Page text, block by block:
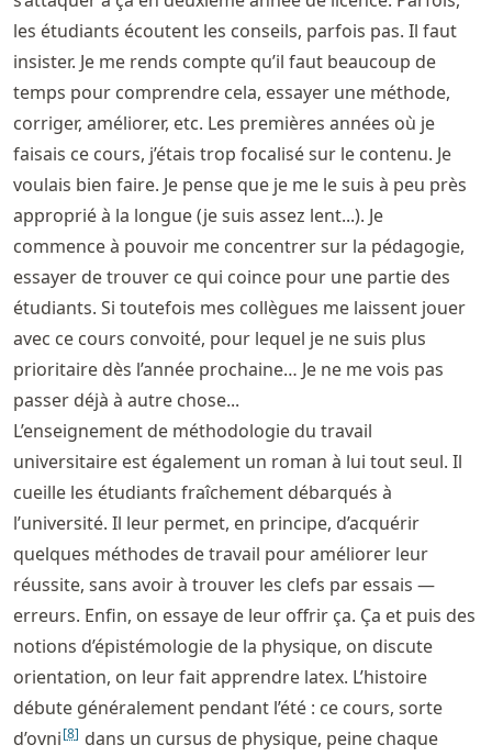
les étudiants écoutent les conseils, parfois pas. Il faut
insister. Je me rends compte qu’il faut beaucoup de
temps pour comprendre cela, essayer une méthode,
corriger, améliorer, etc. Les premières années où je
faisais ce cours, j’étais trop focalisé sur le contenu. Je
voulais bien faire. Je pense que je me le suis à peu près
approprié à la longue (je suis assez lent...). Je
commence à pouvoir me concentrer sur la pédagogie,
essayer de trouver ce qui coince pour une partie des
étudiants. Si toutefois mes collègues me laissent jouer
avec ce cours convoité, pour lequel je ne suis plus
prioritaire dès l’année prochaine… Je ne me vois pas
passer déjà à autre chose...
L’enseignement de méthodologie du travail
universitaire est également un roman à lui tout seul. Il
cueille les étudiants fraîchement débarqués à
l’université. Il leur permet, en principe, d’acquérir
quelques méthodes de travail pour améliorer leur
réussite, sans avoir à trouver les clefs par essais —
erreurs. Enfin, on essaye de leur offrir ça. Ça et puis des
notions d’épistémologie de la physique, on discute
orientation, on leur fait apprendre latex. L’histoire
débute généralement pendant l’été : ce cours, sorte
d’ovni[8] dans un cursus de physique, peine chaque